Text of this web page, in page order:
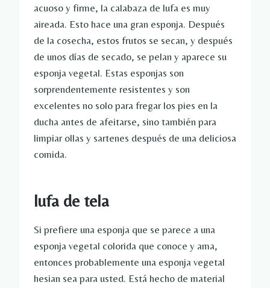
acuoso y firme, la calabaza de lufa es muy
aireada. Esto hace una gran esponja. Después
de la cosecha, estos frutos se secan, y después
de unos días de secado, se pelan y aparece su
esponja vegetal. Estas esponjas son
sorprendentemente resistentes y son
excelentes no solo para fregar los pies en la
ducha antes de afeitarse, sino también para
limpiar ollas y sartenes después de una deliciosa
comida.
lufa de tela
Si prefiere una esponja que se parece a una
esponja vegetal colorida que conoce y ama,
entonces probablemente una esponja vegetal
hesian sea para usted. Está hecho de material